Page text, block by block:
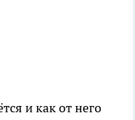
и как от него